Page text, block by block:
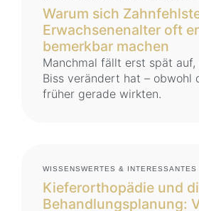
Warum sich
Erwachsenenalter oft
bemerkbar machen
Manchmal fällt erst spät
Biss verändert hat – obwohl
früher gerade wirkten.
WISSENSWERTES & INTERESSANTES
Kieferorthopädie und
Behandlungsplanung: